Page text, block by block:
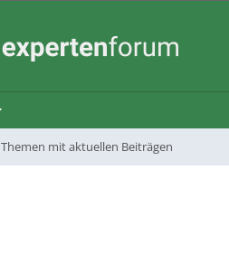
Themen mit aktuellen Beiträgen